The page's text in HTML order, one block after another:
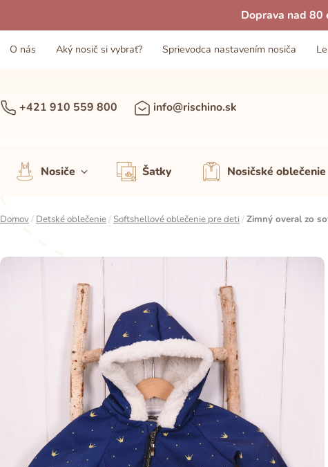
Doprava nad 80
O nás Aký nosič si vybrať? Sprievodca nastavením nosiča
+421 910 559 800 info@rischino.sk
Nosiče Šatky Nosičské oblečenie
Domov/ Detské oblečenie/ Softshellové oblečenie pre deti /Zimný overal zo